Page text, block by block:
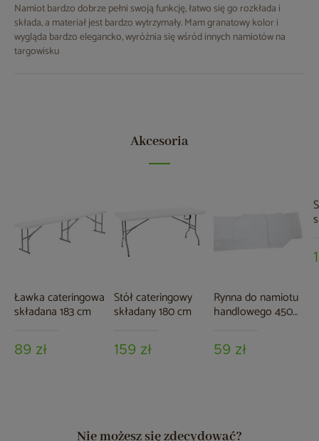
Namiot bardzo dobrze pełni swoją funkcję, łatwo się go rozkłada i
składa, a materiał jest bardzo wytrzymały. Mam granatowy kolor i
wygląda bardzo elegancko, wyróżnia się wśród innych namiotów na
targowisku
Akcesoria
Ławka cateringowa
składana 183 cm
89 zł
Stół cateringowy
składany 180 cm
159 zł
Rynna do namiotu
handlowego 450
59 zł
Nie możesz się zdecydować?